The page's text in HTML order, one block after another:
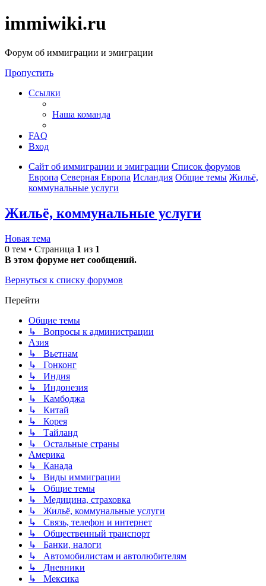
immiwiki.ru
Форум об иммиграции и эмиграции
Пропустить
Ссылки
Наша команда
FAQ
Вход
Сайт об иммиграции и эмиграции Список форумов
Европа Северная Европа Исландия Общие темы Жильё,
коммунальные услуги
Жильё, коммунальные услуги
Новая тема
0 тем • Страница 1 из 1
В этом форуме нет сообщений.
Вернуться к списку форумов
Перейти
Общие темы
↳ Вопросы к администрации
Азия
↳ Вьетнам
↳ Гонконг
↳ Индия
↳ Индонезия
↳ Камбоджа
↳ Китай
↳ Корея
↳ Тайланд
↳ Остальные страны
Америка
↳ Канада
↳ Виды иммиграции
↳ Общие темы
↳ Медицина, страховка
↳ Жильё, коммунальные услуги
↳ Связь, телефон и интернет
↳ Общественный транспорт
↳ Банки, налоги
↳ Автомобилистам и автолюбителям
↳ Дневники
↳ Мексика